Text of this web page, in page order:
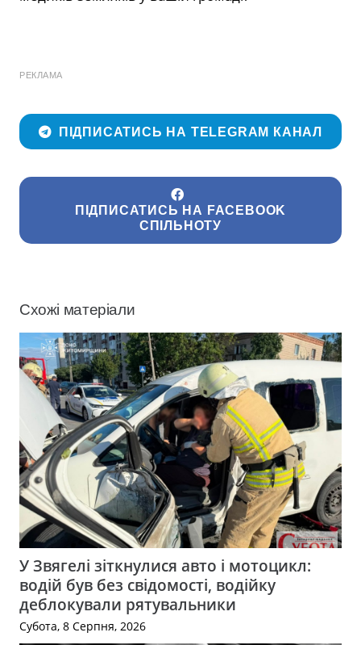
РЕКЛАМА
ПІДПИСАТИСЬ НА TELEGRAM КАНАЛ
ПІДПИСАТИСЬ НА FACEBOOK
СПІЛЬНОТУ
Схожі матеріали
У Звягелі зіткнулися авто і мотоцикл:
водій був без свідомості, водійку
деблокували рятувальники
Субота, 8 Серпня, 2026